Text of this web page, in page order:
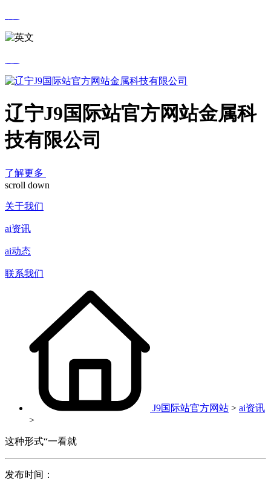
辽宁J9国际站官方网站金属科
技有限公司
了解更多
scroll down
关于我们
ai资讯
ai动态
联系我们
J9国际站官方网站 > ai资讯
>
这种形式“一看就
发布时间：